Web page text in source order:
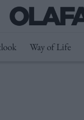
Way of Life